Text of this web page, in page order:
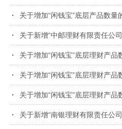
关于增加“闲钱宝”底层产品数
关于新增“中邮理财有限责任公
关于增加“闲钱宝”底层理财产
关于增加“闲钱宝”底层理财产
关于增加“闲钱宝”底层理财产
关于新增“南银理财有限责任公